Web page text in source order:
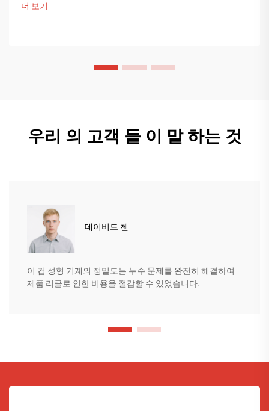
더 보기
우리 의 고객 들 이 말 하는 것
데이비드 첸
이 컵 성형 기계의 정밀도는 누수 문제를 완전히 해결하여
제품 리콜로 인한 비용을 절감할 수 있었습니다.